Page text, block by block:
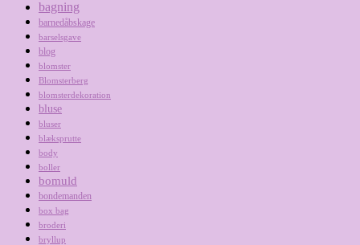
bagning
barnedåbskage
barselsgave
blog
blomster
Blomsterberg
blomsterdekoration
bluse
bluser
blæksprutte
body
boller
bomuld
bondemanden
box bag
broderi
bryllup